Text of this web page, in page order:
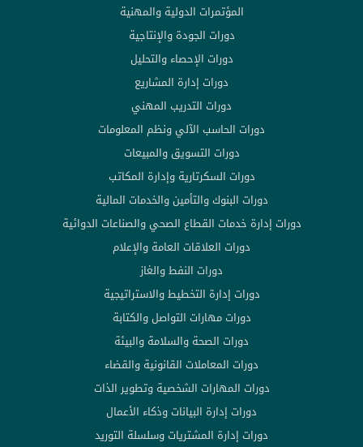
المؤتمرات الدولية والمهنية
دورات الجودة والإنتاجية
دورات الإحصاء والتحليل
دورات إدارة المشاريع
دورات التدريب المهني
دورات الحاسب الآلي ونظم المعلومات
دورات التسويق والمبيعات
دورات السكرتارية وإدارة المكاتب
دورات البنوك والتأمين والخدمات المالية
دورات إدارة خدمات القطاع الصحي والصناعات الدوائية
دورات العلاقات العامة والإعلام
دورات النفط والغاز
دورات إدارة التخطيط والاستراتيجية
دورات مهارات التواصل والكتابة
دورات الصحة والسلامة والبيئة
دورات المعاملات القانونية والقضاء
دورات المهارات الشخصية وتطوير الذات
دورات إدارة البيانات وذكاء الأعمال
دورات إدارة المشتريات وسلسلة التوريد